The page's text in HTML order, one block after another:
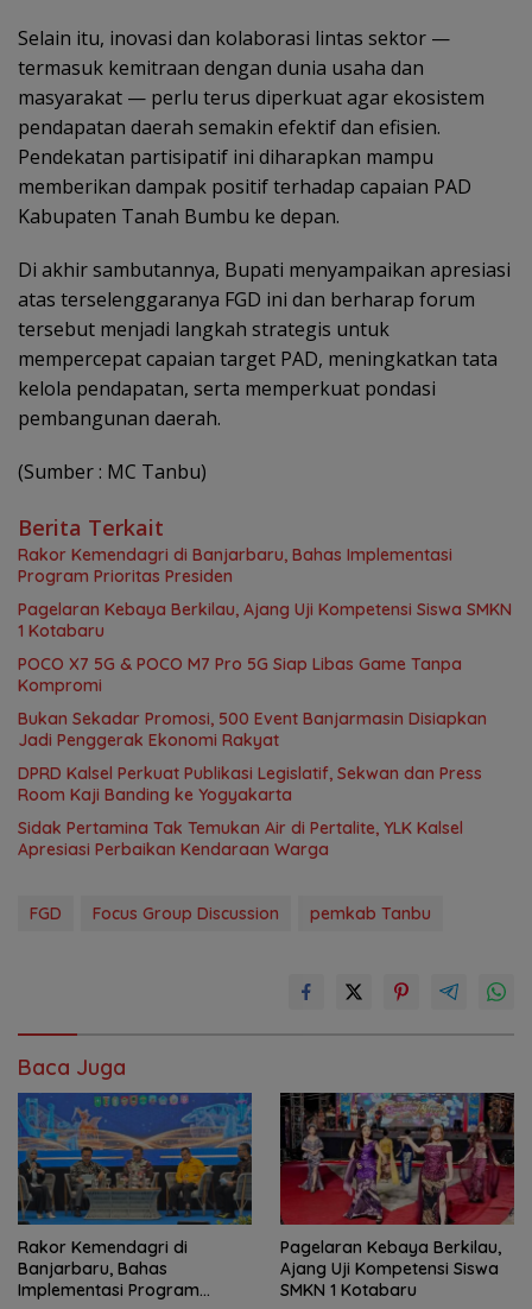
Selain itu, inovasi dan kolaborasi lintas sektor —
termasuk kemitraan dengan dunia usaha dan
masyarakat — perlu terus diperkuat agar ekosistem
pendapatan daerah semakin efektif dan efisien.
Pendekatan partisipatif ini diharapkan mampu
memberikan dampak positif terhadap capaian PAD
Kabupaten Tanah Bumbu ke depan.
Di akhir sambutannya, Bupati menyampaikan apresiasi
atas terselenggaranya FGD ini dan berharap forum
tersebut menjadi langkah strategis untuk
mempercepat capaian target PAD, meningkatkan tata
kelola pendapatan, serta memperkuat pondasi
pembangunan daerah.
(Sumber : MC Tanbu)
Berita Terkait
Rakor Kemendagri di Banjarbaru, Bahas Implementasi
Program Prioritas Presiden
Pagelaran Kebaya Berkilau, Ajang Uji Kompetensi Siswa SMKN
1 Kotabaru
POCO X7 5G & POCO M7 Pro 5G Siap Libas Game Tanpa
Kompromi
Bukan Sekadar Promosi, 500 Event Banjarmasin Disiapkan
Jadi Penggerak Ekonomi Rakyat
‎DPRD Kalsel Perkuat Publikasi Legislatif, Sekwan dan Press
Room Kaji Banding ke Yogyakarta
Sidak Pertamina Tak Temukan Air di Pertalite, YLK Kalsel
Apresiasi Perbaikan Kendaraan Warga
FGD Focus Group Discussion pemkab Tanbu
Baca Juga
Rakor Kemendagri di
Banjarbaru, Bahas
Implementasi Program
Pagelaran Kebaya Berkilau,
Ajang Uji Kompetensi Siswa
SMKN 1 Kotabaru